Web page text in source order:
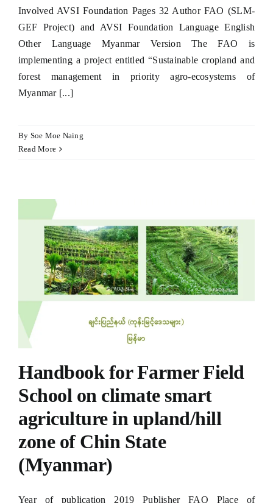
Involved AVSI Foundation Pages 32 Author FAO (SLM-
GEF Project) and AVSI Foundation Language English
Other Language Myanmar Version The FAO is
implementing a project entitled “Sustainable cropland and
forest management in priority agro-ecosystems of
Myanmar [...]
By Soe Moe Naing
Read More
Handbook for Farmer Field
School on climate smart
agriculture in upland/hill
zone of Chin State
(Myanmar)
Year of publication 2019 Publisher FAO Place of